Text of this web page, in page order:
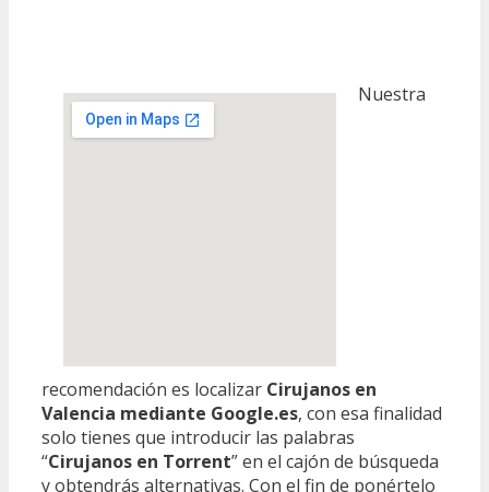
Nuestra
recomendación es localizar Cirujanos en
Valencia mediante Google.es, con esa finalidad
solo tienes que introducir las palabras
“Cirujanos en Torrent” en el cajón de búsqueda
y obtendrás alternativas. Con el fin de ponértelo